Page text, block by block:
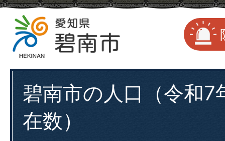
碧南市の人口（令和7
在数）